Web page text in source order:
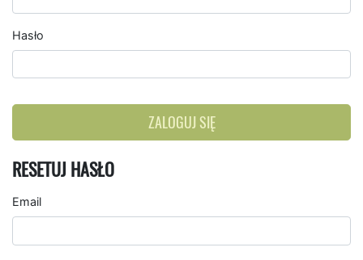
Hasło
ZALOGUJ SIĘ
RESETUJ HASŁO
Email